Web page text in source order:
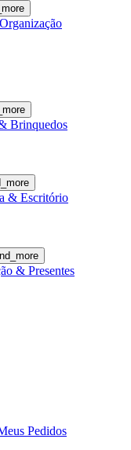
Brinquedos
& Escritório
& Presentes
Pedidos